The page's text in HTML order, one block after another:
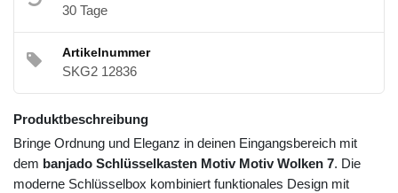
30 Tage
Artikelnummer
SKG2 12836
Produktbeschreibung
Bringe Ordnung und Eleganz in deinen Eingangsbereich mit
dem banjado Schlüsselkasten Motiv Motiv Wolken 7. Die
moderne Schlüsselbox kombiniert funktionales Design mit